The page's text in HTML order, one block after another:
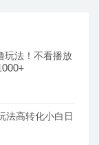
玩法！不看播放
法高转化小白日